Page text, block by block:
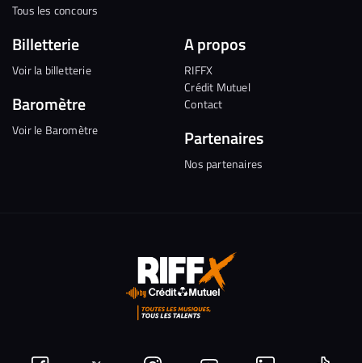
Tous les concours
Billetterie
Voir la billetterie
Baromètre
Voir le Baromètre
A propos
RIFFX
Crédit Mutuel
Contact
Partenaires
Nos partenaires